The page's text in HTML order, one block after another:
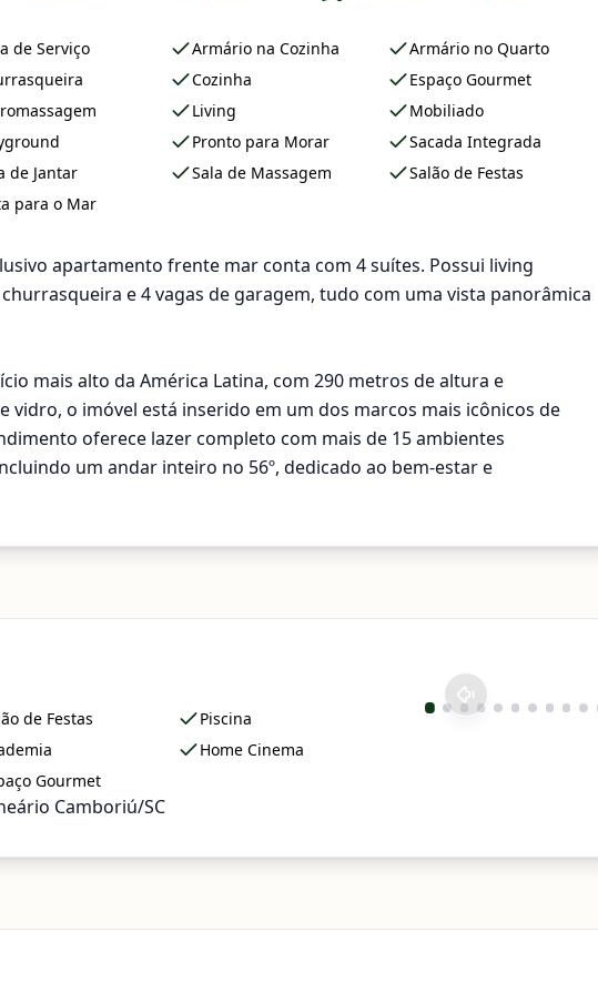
de Serviço Armário na Cozinha
Armário no Quarto
Cozinha
Espaço Gourmet
Living
Mobiliado
Pronto para Morar
Sacada Integrada
de Jantar Sala de Massagem
Salão de Festas
para o Mar
apartamento frente mar conta com 4 suítes. Possui living
e 4 vagas de garagem, tudo com uma vista panorâmica
mais alto da América Latina, com 290 metros de altura e
vidro, o imóvel está inserido em um dos marcos mais icônicos de
oferece lazer completo com mais de 15 ambientes
um andar inteiro no 56º, dedicado ao bem-estar e
de Festas
Piscina
Home Cinema
Gourmet
Camboriú/SC